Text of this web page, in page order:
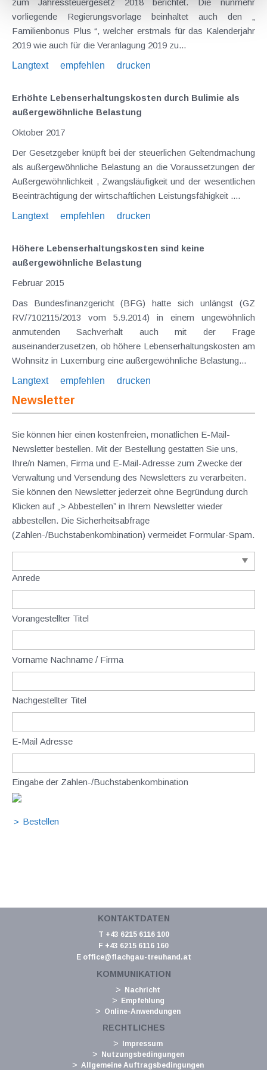
vorliegende Regierungsvorlage beinhaltet auch den „
Familienbonus Plus “, welcher erstmals für das Kalenderjahr
2019 wie auch für die Veranlagung 2019 zu...
Langtext
empfehlen drucken
Erhöhte Lebenserhaltungskosten durch Bulimie als
außergewöhnliche Belastung
Oktober 2017
Der Gesetzgeber knüpft bei der steuerlichen Geltendmachung
als außergewöhnliche Belastung an die Voraussetzungen der
Außergewöhnlichkeit , Zwangsläufigkeit und der wesentlichen
Beeinträchtigung der wirtschaftlichen Leistungsfähigkeit ....
Langtext
empfehlen drucken
Höhere Lebenserhaltungskosten sind keine
außergewöhnliche Belastung
Februar 2015
Das Bundesfinanzgericht (BFG) hatte sich unlängst (GZ
RV/7102115/2013 vom 5.9.2014) in einem ungewöhnlich
anmutenden Sachverhalt auch mit der Frage
auseinanderzusetzen, ob höhere Lebenserhaltungskosten am
Wohnsitz in Luxemburg eine außergewöhnliche Belastung...
Langtext
empfehlen drucken
Newsletter
Sie können hier einen kostenfreien, monatlichen E-Mail-
Newsletter bestellen. Mit der Bestellung gestatten Sie uns,
Ihre/n Namen, Firma und E-Mail-Adresse zum Zwecke der
Verwaltung und Versendung des Newsletters zu verarbeiten.
Sie können den Newsletter jederzeit ohne Begründung durch
Klicken auf „> Abbestellen” in Ihrem Newsletter wieder
abbestellen. Die Sicherheitsabfrage
(Zahlen-/Buchstabenkombination) vermeidet Formular-Spam.
Anrede
Vorangestellter Titel
Vorname Nachname / Firma
Nachgestellter Titel
E-Mail Adresse
Eingabe der Zahlen-/Buchstabenkombination
KONTAKTDATEN
T +43 6215 6116 100
F +43 6215 6116 160
E office@flachgau-treuhand.at
KOMMUNIKATION
Nachricht
Empfehlung
Online-Anwendungen
RECHTLICHES
Impressum
Nutzungsbedingungen
Allgemeine Auftragsbedingungen